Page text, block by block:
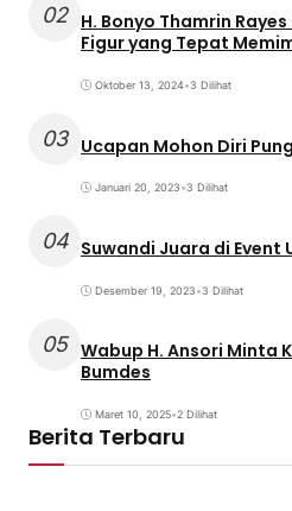
02 H. Bonyo Thamrin Rayes sebut Jarot-Ansori
Figur yang Tepat
Oktober 13, 2024•3 Dilihat
03 Ucapan Mohon Diri
Januari 20, 2023•3 Dilihat
04 Suwandi Juara di Event
Desember 19, 2023•3 Dilihat
05 Wabup H. Ansori Minta
Bumdes
Maret 10, 2025•2 Dilihat
Berita Terbaru